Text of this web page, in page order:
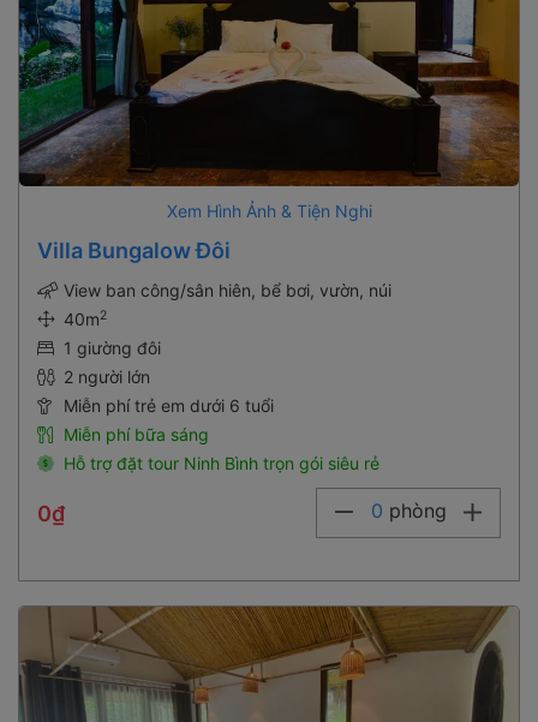
Xem Hình Ảnh & Tiện Nghi
40m
1 giường đôi
2 người lớn
Miễn phí trẻ em dưới 6 tuổi
Miễn phí bữa sáng
Hỗ trợ đặt tour Ninh Bình trọn gói siêu rẻ
0 phòng